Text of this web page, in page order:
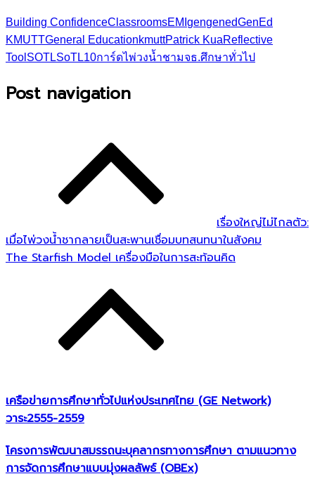
Building ConfidenceClassroomsEMI gengenedGenEd
KMUTTGeneral EducationkmuttPatrick KuaReflective
Tool SOTLSoTL10การ์ดไพ่วงน้ำชามจธ.ศึกษาทั่วไป
Post navigation
เรื่องใหญ่ไม่ไกลตัว:
เมื่อไพ่วงน้ำชากลายเป็นสะพานเชื่อมบทสนทนาในสังคม
The Starfish Model เครื่องมือในการสะท้อนคิด
เครือข่ายการศึกษาทั่วไปแห่งประเทศไทย (GE Network)​
วาระ2555-2559
โครงการพัฒนาสมรรถนะบุคลากรทางการศึกษา ตามแนวทาง
การจัดการศึกษาแบบมุ่งผลลัพธ์ (OBEx)